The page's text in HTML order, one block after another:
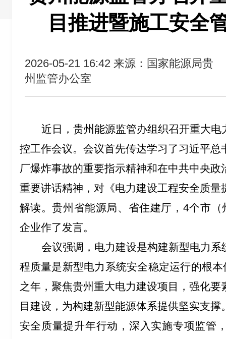
目推进暨施工安全
2026-05-21 16:42 来源：国家能源局贵
州监管办公室
近日，贵州能源监管办组织召开重大
控工作会议。会议首先传达学习了习近平
厂爆炸事故的重要指示精神和在中共中央
重要讲话精神，对《电力建设工程安全质
解读。贵州省能源局、省住建厅，4个市
企业作了发言。
会议强调，电力建设是构建新型电力
程质量是新型电力系统安全稳定运行的根本
之年，聚焦贵州重大电力建设项目，强化
目建设，为构建新型能源体系提供坚实支撑
安全质量提升年行动，深入实施专项监管